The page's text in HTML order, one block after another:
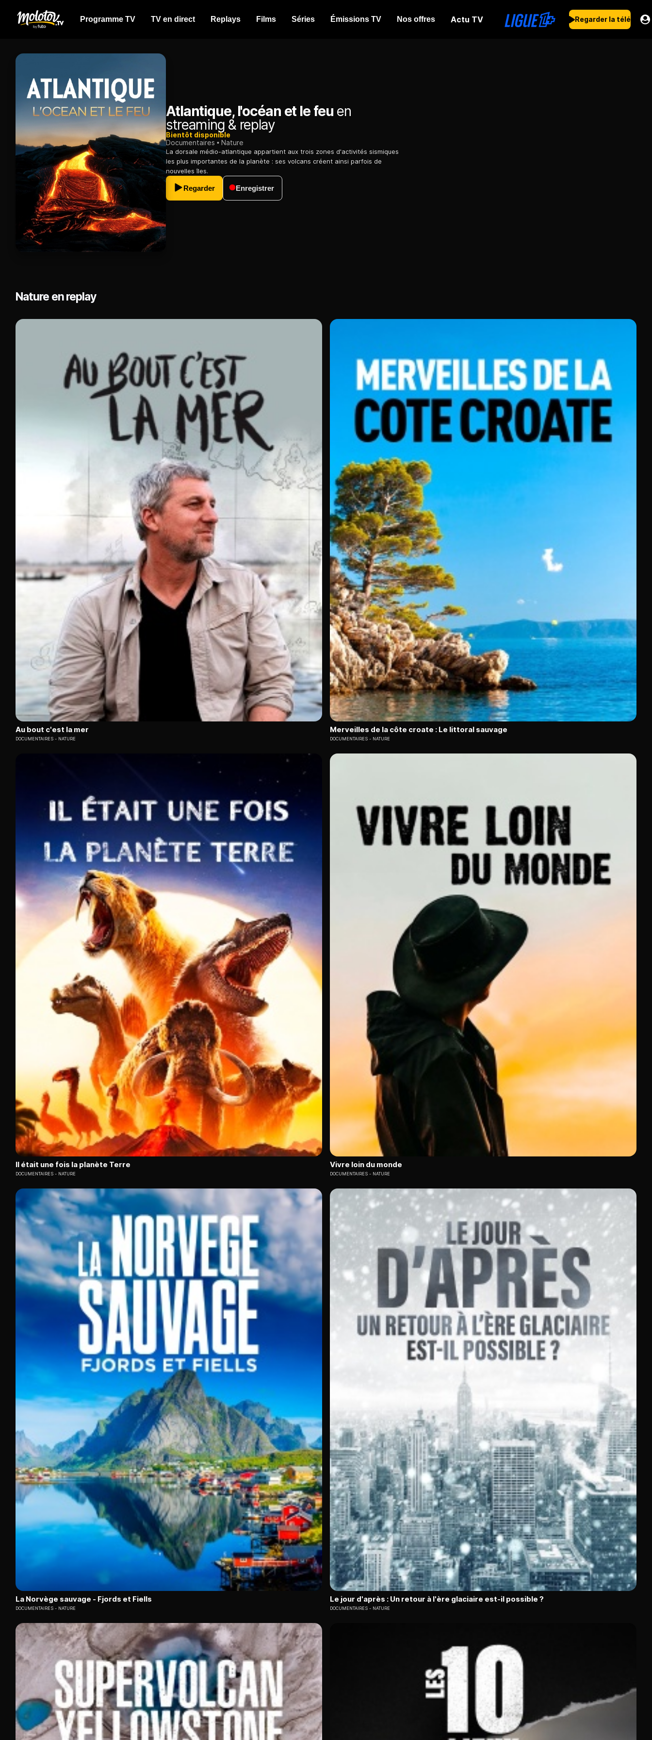
Programme TV TV en direct Replays Films Séries Émissions TV Nos offres Actu TV Regarder la télé
Atlantique, l'océan et le feu en
streaming & replay
Bientôt disponible
Documentaires
Nature
La dorsale médio-atlantique appartient aux trois zones d'activités sismiques
les plus importantes de la planète : ses volcans créent ainsi parfois de
nouvelles îles.
Regarder Enregistrer
Nature en replay
Au bout c'est la mer
DOCUMENTAIRES NATURE
Merveilles de la côte croate : Le littoral sauvage
DOCUMENTAIRES NATURE
Il était une fois la planète Terre
DOCUMENTAIRES NATURE
Vivre loin du monde
DOCUMENTAIRES NATURE
La Norvège sauvage - Fjords et Fiells
DOCUMENTAIRES NATURE
Le jour d'après : Un retour à l'ère glaciaire est-il possible ?
DOCUMENTAIRES NATURE